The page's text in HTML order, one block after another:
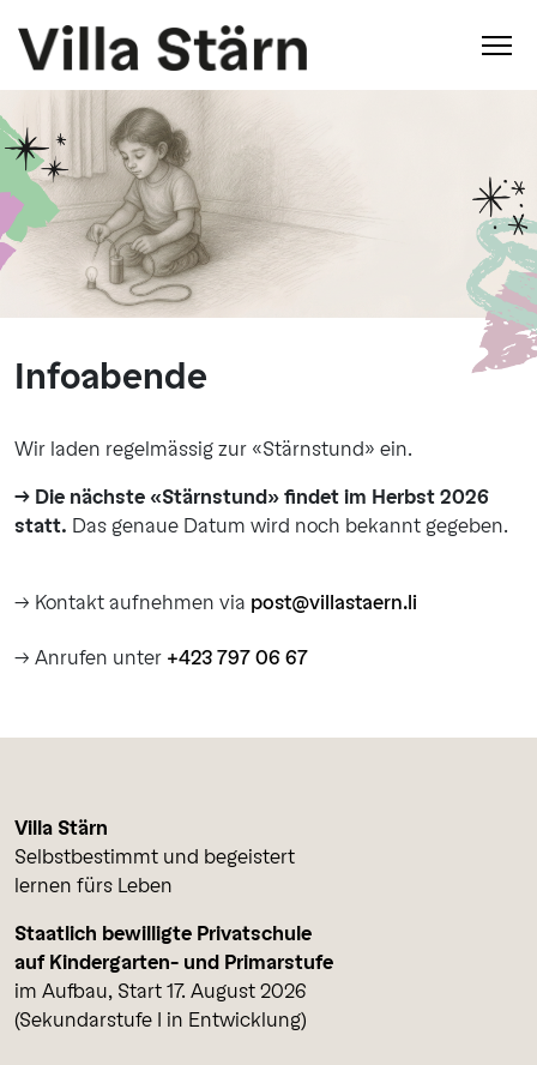
Infoabende
Wir laden regelmässig zur «Stärnstund» ein.
→ Die nächste «Stärnstund» findet im Herbst 2026
statt. Das genaue Datum wird noch bekannt gegeben.
→ Kontakt aufnehmen via post@villastaern.li
→ Anrufen unter +423 797 06 67
Villa Stärn
Selbstbestimmt und begeistert
lernen fürs Leben
Staatlich bewilligte Privatschule
auf Kindergarten- und Primarstufe
im Aufbau, Start 17. August 2026
(Sekundarstufe I in Entwicklung)